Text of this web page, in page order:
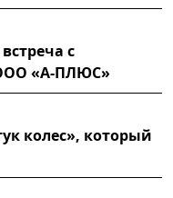
с
«А-ПЛЮС»
колес», который